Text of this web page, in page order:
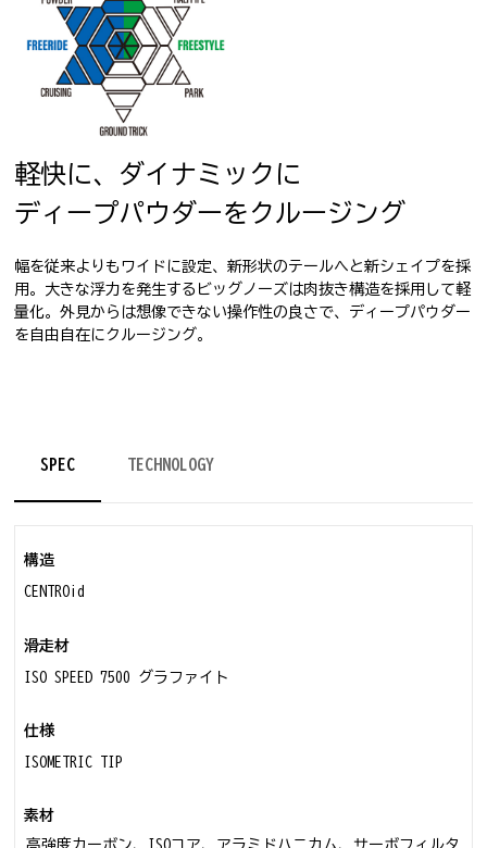
軽快に、ダイナミックに
ディープパウダーをクルージング
幅を従来よりもワイドに設定、新形状のテールへと新シェイプを採
用。大きな浮力を発生するビッグノーズは肉抜き構造を採用して軽
量化。外見からは想像できない操作性の良さで、ディープパウダー
を自由自在にクルージング。
SPEC TECHNOLOGY
構造
CENTROid
滑走材
ISO SPEED 7500 グラファイト
仕様
ISOMETRIC TIP
素材